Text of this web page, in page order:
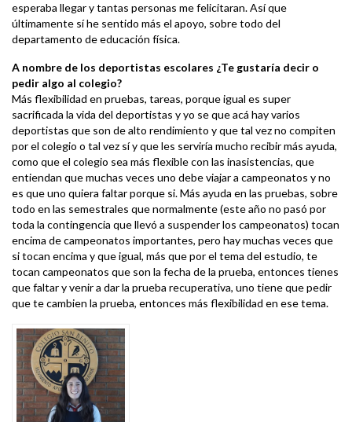
esperaba llegar y tantas personas me felicitaran. Así que
últimamente sí he sentido más el apoyo, sobre todo del
departamento de educación física.
A nombre de los deportistas escolares ¿Te gustaría decir o
pedir algo al colegio?
Más flexibilidad en pruebas, tareas, porque igual es super
sacrificada la vida del deportistas y yo se que acá hay varios
deportistas que son de alto rendimiento y que tal vez no compiten
por el colegio o tal vez sí y que les serviría mucho recibir más ayuda,
como que el colegio sea más flexible con las inasistencias, que
entiendan que muchas veces uno debe viajar a campeonatos y no
es que uno quiera faltar porque si. Más ayuda en las pruebas, sobre
todo en las semestrales que normalmente (este año no pasó por
toda la contingencia que llevó a suspender los campeonatos) tocan
encima de campeonatos importantes, pero hay muchas veces que
si tocan encima y que igual, más que por el tema del estudio, te
tocan campeonatos que son la fecha de la prueba, entonces tienes
que faltar y venir a dar la prueba recuperativa, uno tiene que pedir
que te cambien la prueba, entonces más flexibilidad en ese tema.